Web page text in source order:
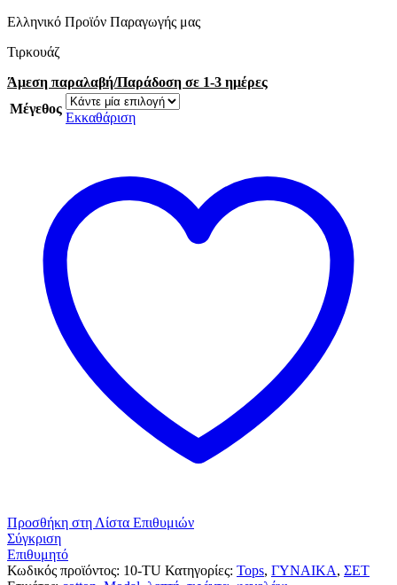
Ελληνικό Προϊόν Παραγωγής μας
Τιρκουάζ
Άμεση παραλαβή/Παράδοση σε 1-3 ημέρες
Μέγεθος
Εκκαθάριση
Προσθήκη στη Λίστα Επιθυμιών
Σύγκριση
Επιθυμητό
Κωδικός προϊόντος: 10-TU Κατηγορίες: Tops, ΓΥΝΑΙΚΑ, ΣΕΤ